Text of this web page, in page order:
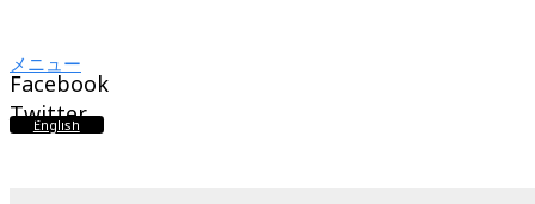
メニュー
English
Facebook
Twitter